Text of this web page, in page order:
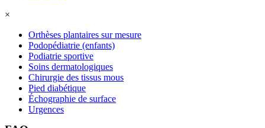
×
Orthèses plantaires sur mesure
Podopédiatrie (enfants)
Podiatrie sportive
Soins dermatologiques
Chirurgie des tissus mous
Pied diabétique
Échographie de surface
Urgences